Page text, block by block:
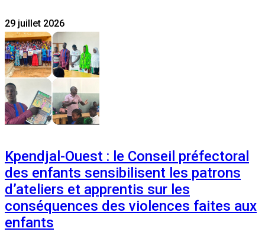
29 juillet 2026
Kpendjal-Ouest : le Conseil préfectoral
des enfants sensibilisent les patrons
d’ateliers et apprentis sur les
conséquences des violences faites aux
enfants